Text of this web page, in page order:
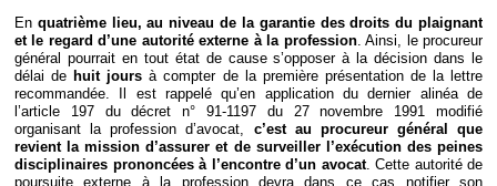
En quatrième lieu, au niveau de la garantie des droits du plaignant
et le regard d’une autorité externe à la profession. Ainsi, le procureur
général pourrait en tout état de cause s’opposer à la décision dans le
délai de huit jours à compter de la première présentation de la lettre
recommandée. Il est rappelé qu’en application du dernier alinéa de
l’article 197 du décret n° 91-1197 du 27 novembre 1991 modifié
organisant la profession d’avocat, c’est au procureur général que
revient la mission d’assurer et de surveiller l’exécution des peines
disciplinaires prononcées à l’encontre d’un avocat. Cette autorité de
poursuite externe à la profession devra dans ce cas notifier son